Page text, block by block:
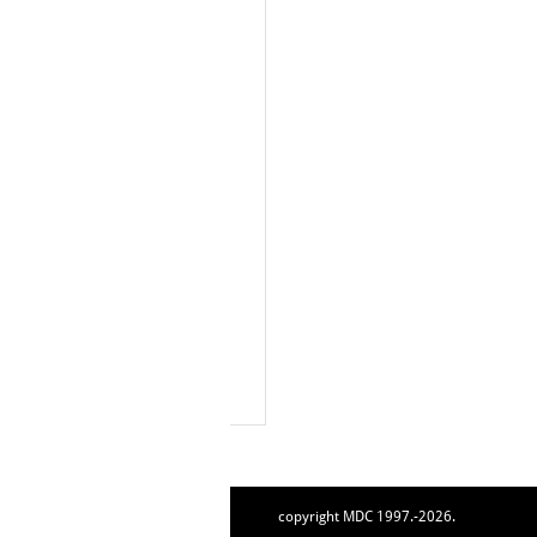
copyright MDC 1997.-2026.